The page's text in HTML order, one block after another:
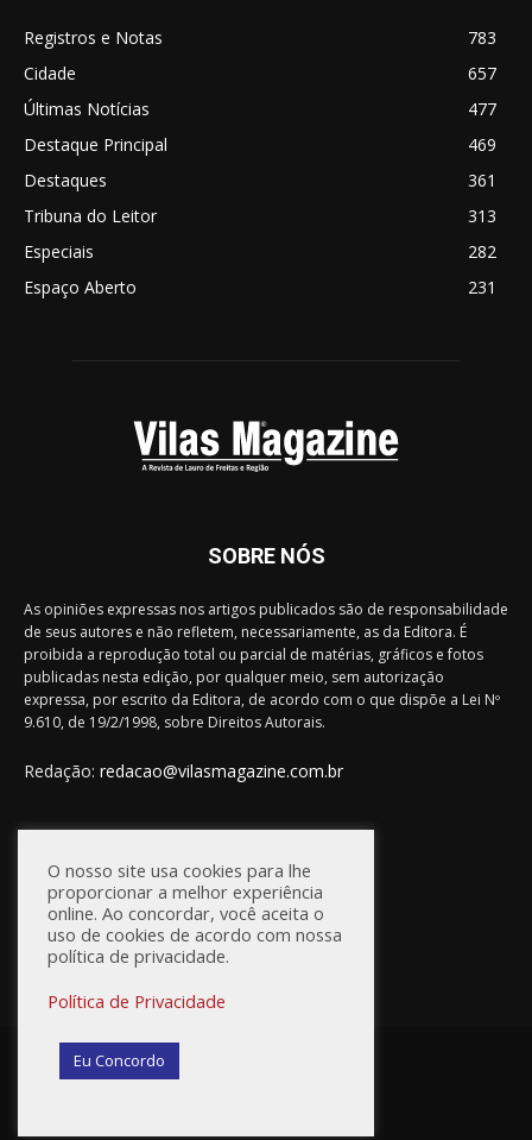
Registros e Notas
783
Cidade
657
Últimas Notícias
477
Destaque Principal
469
Destaques
361
Tribuna do Leitor
313
Especiais
282
Espaço Aberto
231
SOBRE NÓS
As opiniões expressas nos artigos publicados são de responsabilidade
de seus autores e não refletem, necessariamente, as da Editora. É
proibida a reprodução total ou parcial de matérias, gráficos e fotos
publicadas nesta edição, por qualquer meio, sem autorização
expressa, por escrito da Editora, de acordo com o que dispõe a Lei Nº
9.610, de 19/2/1998, sobre Direitos Autorais.
Redação: redacao@vilasmagazine.com.br
FIQUE CONECTADO
© Vilas Magazine / Site Desenvolvido por:
O nosso site usa cookies para lhe
proporcionar a melhor experiência
online. Ao concordar, você aceita o
uso de cookies de acordo com nossa
política de privacidade.
Política de Privacidade
Eu Concordo